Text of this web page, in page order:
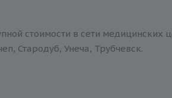
стоимости в сети медицинских
Стародуб, Унеча, Трубчевск.